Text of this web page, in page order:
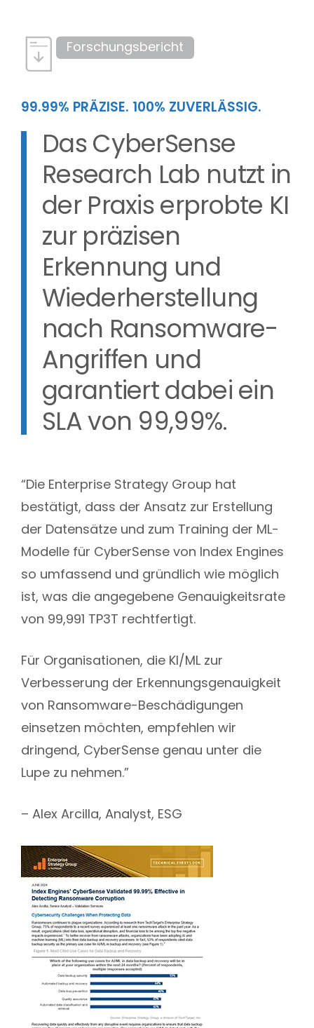
Forschungsbericht
99.99% PRÄZISE. 100% ZUVERLÄSSIG.
Das CyberSense
Research Lab nutzt in
der Praxis erprobte KI
zur präzisen
Erkennung und
Wiederherstellung
nach Ransomware-
Angriffen und
garantiert dabei ein
SLA von 99,99%.
“Die Enterprise Strategy Group hat
bestätigt, dass der Ansatz zur Erstellung
der Datensätze und zum Training der ML-
Modelle für CyberSense von Index Engines
so umfassend und gründlich wie möglich
ist, was die angegebene Genauigkeitsrate
von 99,991 TP3T rechtfertigt.
Für Organisationen, die KI/ML zur
Verbesserung der Erkennungsgenauigkeit
von Ransomware-Beschädigungen
einsetzen möchten, empfehlen wir
dringend, CyberSense genau unter die
Lupe zu nehmen.”
– Alex Arcilla, Analyst, ESG